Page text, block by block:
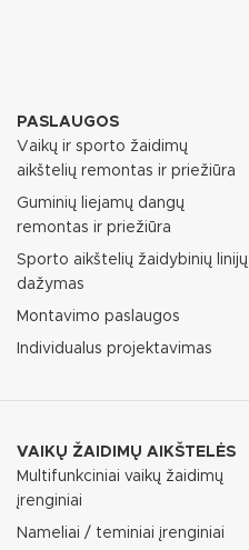
PASLAUGOS
Vaikų ir sporto žaidimų
aikštelių remontas ir priežiūra
Guminių liejamų dangų
remontas ir priežiūra
Sporto aikštelių žaidybinių linijų
dažymas
Montavimo paslaugos
Individualus projektavimas
VAIKŲ ŽAIDIMŲ AIKŠTELĖS
Multifunkciniai vaikų žaidimų
įrenginiai
Nameliai / teminiai įrenginiai